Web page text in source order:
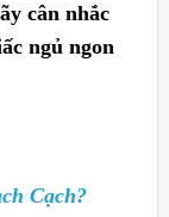
cân nhắc
ngủ ngon
Cạch?